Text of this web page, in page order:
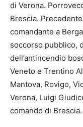
di Verona.
Brescia.
comandante a
soccorso pubblico,
dell’antincendio
Veneto e Trentino
Mantova, Rovigo,
Verona, Luigi
comando di Brescia.